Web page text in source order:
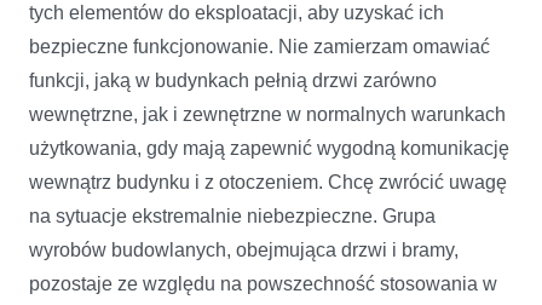
tych elementów do eksploatacji, aby uzyskać ich
bezpieczne funkcjonowanie. Nie zamierzam omawiać
funkcji, jaką w budynkach pełnią drzwi zarówno
wewnętrzne, jak i zewnętrzne w normalnych warunkach
użytkowania, gdy mają zapewnić wygodną komunikację
wewnątrz budynku i z otoczeniem. Chcę zwrócić uwagę
na sytuacje ekstremalnie niebezpieczne. Grupa
wyrobów budowlanych, obejmująca drzwi i bramy,
pozostaje ze względu na powszechność stosowania w